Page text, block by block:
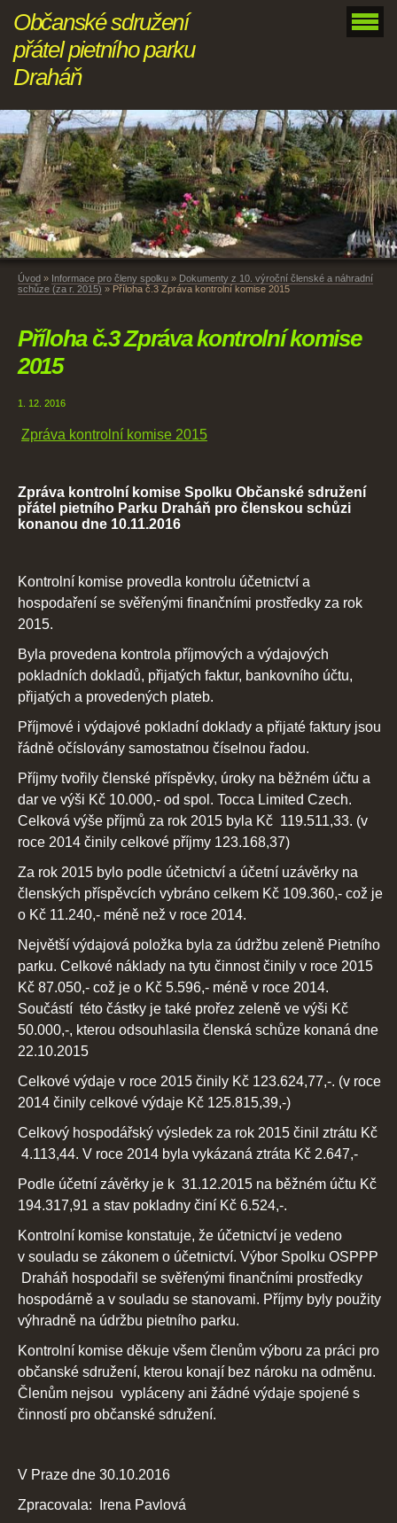
Občanské sdružení
přátel pietního parku
Draháň
Úvod » Informace pro členy spolku » Dokumenty z 10. výroční členské a náhradní
schůze (za r. 2015) » Příloha č.3 Zpráva kontrolní komise 2015
Příloha č.3 Zpráva kontrolní komise
2015
1. 12. 2016
Zpráva kontrolní komise 2015
Zpráva kontrolní komise Spolku Občanské sdružení
přátel pietního Parku Draháň pro členskou schůzi
konanou dne 10.11.2016
Kontrolní komise provedla kontrolu účetnictví a
hospodaření se svěřenými finančními prostředky za rok
2015.
Byla provedena kontrola příjmových a výdajových
pokladních dokladů, přijatých faktur, bankovního účtu,
přijatých a provedených plateb.
Příjmové i výdajové pokladní doklady a přijaté faktury jsou
řádně očíslovány samostatnou číselnou řadou.
Příjmy tvořily členské příspěvky, úroky na běžném účtu a
dar ve výši Kč 10.000,- od spol. Tocca Limited Czech.
Celková výše příjmů za rok 2015 byla Kč 119.511,33. (v
roce 2014 činily celkové příjmy 123.168,37)
Za rok 2015 bylo podle účetnictví a účetní uzávěrky na
členských příspěvcích vybráno celkem Kč 109.360,- což je
o Kč 11.240,- méně než v roce 2014.
Největší výdajová položka byla za údržbu zeleně Pietního
parku. Celkové náklady na tytu činnost činily v roce 2015
Kč 87.050,- což je o Kč 5.596,- méně v roce 2014.
Součástí této částky je také prořez zeleně ve výši Kč
50.000,-, kterou odsouhlasila členská schůze konaná dne
22.10.2015
Celkové výdaje v roce 2015 činily Kč 123.624,77,-. (v roce
2014 činily celkové výdaje Kč 125.815,39,-)
Celkový hospodářský výsledek za rok 2015 činil ztrátu Kč
4.113,44. V roce 2014 byla vykázaná ztráta Kč 2.647,-
Podle účetní závěrky je k 31.12.2015 na běžném účtu Kč
194.317,91 a stav pokladny činí Kč 6.524,-.
Kontrolní komise konstatuje, že účetnictví je vedeno
v souladu se zákonem o účetnictví. Výbor Spolku OSPPP
Draháň hospodařil se svěřenými finančními prostředky
hospodárně a v souladu se stanovami. Příjmy byly použity
výhradně na údržbu pietního parku.
Kontrolní komise děkuje všem členům výboru za práci pro
občanské sdružení, kterou konají bez nároku na odměnu.
Členům nejsou vypláceny ani žádné výdaje spojené s
činností pro občanské sdružení.
V Praze dne 30.10.2016
Zpracovala: Irena Pavlová